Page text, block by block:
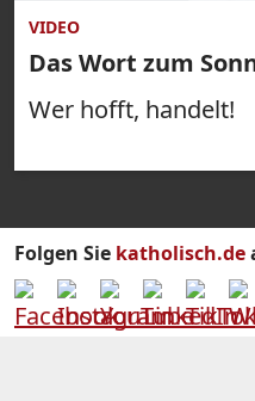
VIDEO
Das Wort zum
Wer hofft, handelt!
Folgen Sie katholisch.de